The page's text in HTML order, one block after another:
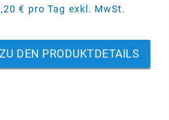
€ pro Tag exkl. MwSt.
ZU DEN PRODUKTDETAILS